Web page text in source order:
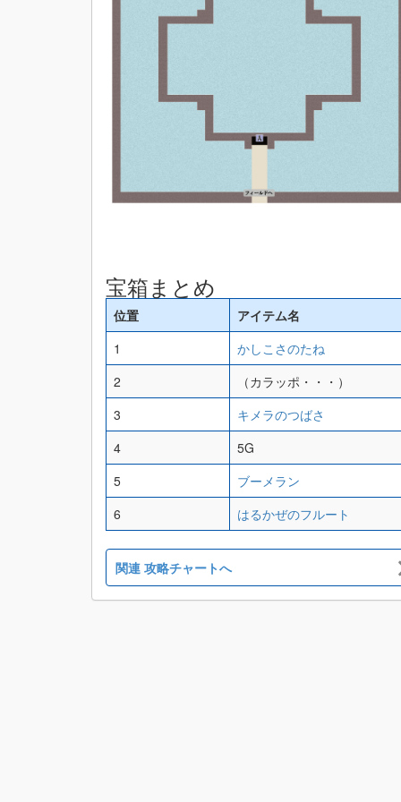
宝箱まとめ
位置
アイテム名
1
かしこさのたね
2
（カラッポ・・・）
3
キメラのつばさ
4
5G
5
ブーメラン
6
はるかぜのフルート
関連 攻略チャートへ